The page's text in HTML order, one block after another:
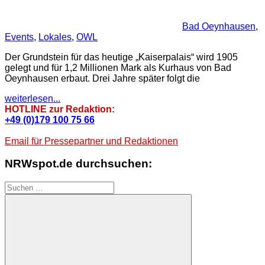
Bad Oeynhausen,
Events, Lokales, OWL
Der Grundstein für das heutige „Kaiserpalais“ wird 1905
gelegt und für 1,2 Millionen Mark als Kurhaus von Bad
Oeynhausen erbaut. Drei Jahre später folgt die
weiterlesen...
HOTLINE zur Redaktion:
+49 (0)179 100 75 66
Email für Pressepartner und Redaktionen
NRWspot.de durchsuchen:
Suchen
nach: